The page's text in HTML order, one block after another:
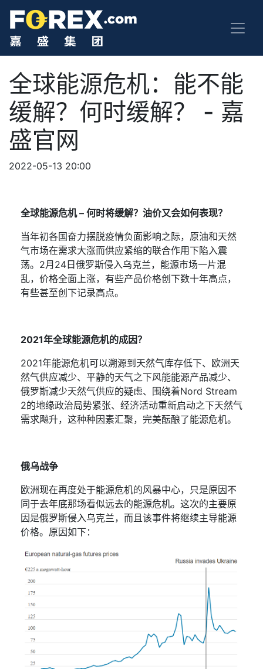
全球能源危机：能不能
缓解？何时缓解？ - 嘉
盛官网
2022-05-13 20:00
全球能源危机– 何时将缓解？油价又会如何表现？
当年初各国奋力摆脱疫情负面影响之际，原油和天然
气市场在需求大涨而供应紧缩的联合作用下陷入震
荡。 2月 24 日俄罗斯侵入乌克兰，能源市场一片混
乱，价格全面上涨，有些产品价格创下数十年高点，
有些甚至创下记录高点。
2021年全球能源危机的成因？
2021年能源危机可以溯源到天然气库存低下、欧洲天
然气供应减少、平静的天气之下风能能源产品减少、
俄罗斯减少天然气供应的疑虑、围绕着Nord Stream
2的地缘政治局势紧张、经济活动重新启动之下天然气
需求飚升，这种种因素汇聚，完美酝酿了能源危机。
俄乌战争
欧洲现在再度处于能源危机的风暴中心，只是原因不
同于去年底那场看似远去的能源危机。这次的主要原
因是俄罗斯侵入乌克兰，而且该事件将继续主导能源
价格。原因如下：